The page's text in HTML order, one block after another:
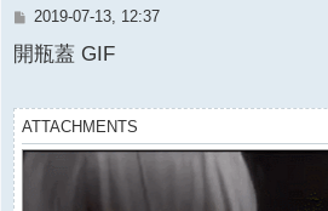
P
s
t
2019-07-13, 12:37
開瓶蓋 GIF
ATTACHMENTS